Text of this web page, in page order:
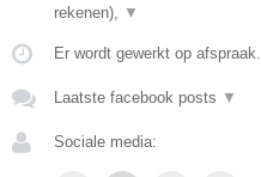
rekenen), ▼
Er wordt gewerkt op afspraak.
Laatste facebook posts ▼
Sociale media: